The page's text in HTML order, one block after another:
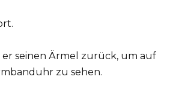
er seinen Ärmel zurück, um auf
zu sehen.